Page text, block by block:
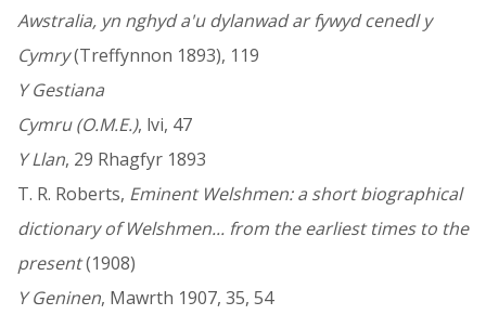
Awstralia, yn nghyd a'u dylanwad ar fywyd cenedl y
Cymry(Treffynnon 1893), 119
Y Gestiana
Cymru (O.M.E.), lvi, 47
Y Llan, 29 Rhagfyr 1893
T. R. Roberts, Eminent Welshmen: a short biographical
dictionary of Welshmen... from the earliest times to the
present(1908)
Y Geninen, Mawrth 1907, 35, 54